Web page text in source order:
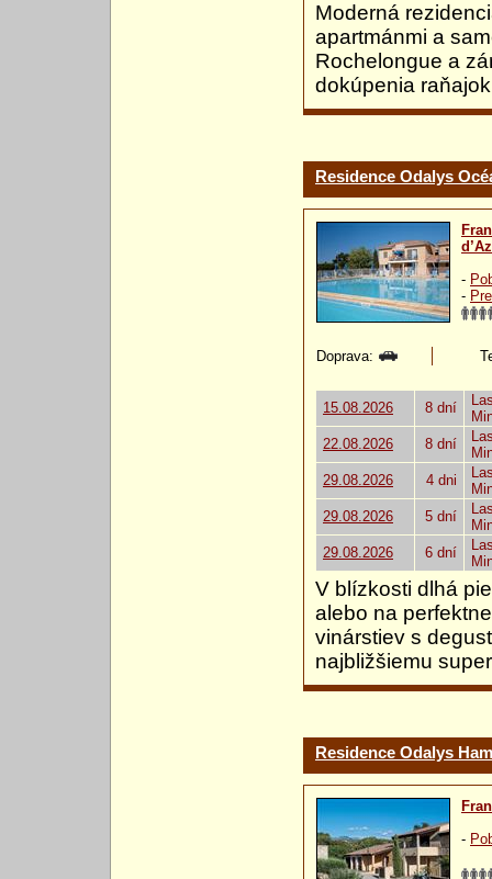
Moderná
apartmánmi a
Rochelongue a
dokúpenia
Residence Odalys
-
-
Doprava:
15.08.2026 8 dní
22.08.2026
8 dní
29.08.2026
4 dni
29.08.2026
5 dní
29.08.2026
6 dní
V blízkosti dlhá
alebo na
vinárstiev s
najbližšiemu
Residence Odalys
-